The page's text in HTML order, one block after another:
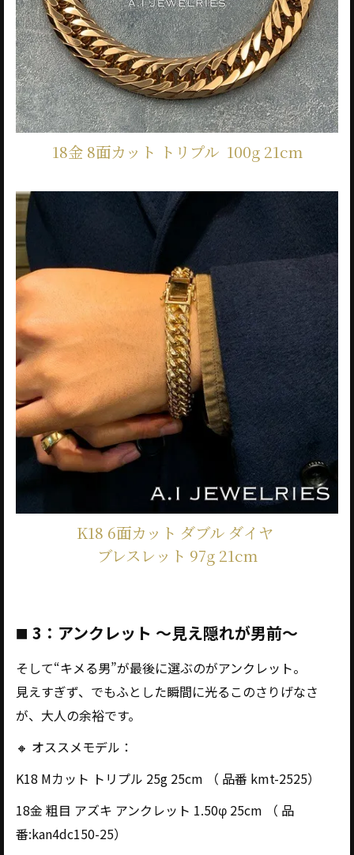
18金 8面カット トリプル 100g 21cm
K18 6面カット ダブル ダイヤ
ブレスレット 97g 21cm
■ 3：アンクレット ～見え隠れが男前～
そして“キメる男”が最後に選ぶのがアンクレット。
見えすぎず、でもふとした瞬間に光る――このさりげなさ
が、大人の余裕です。
🔸 オススメモデル：
K18 Mカット トリプル 25g 25cm （ 品番 kmt-2525）
18金 粗目 アズキ アンクレット 1.50φ 25cm （ 品
番:kan4dc150-25）